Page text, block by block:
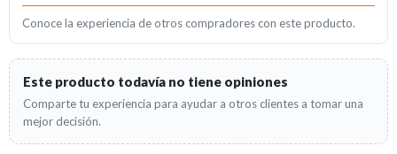
Conoce la experiencia de otros compradores con este producto.
Este producto todavía no tiene opiniones
Comparte tu experiencia para ayudar a otros clientes a tomar una
mejor decisión.